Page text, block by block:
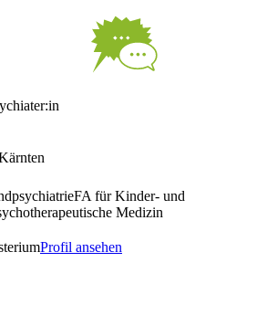
FA für Kinder- und
Medizin
Profil ansehen